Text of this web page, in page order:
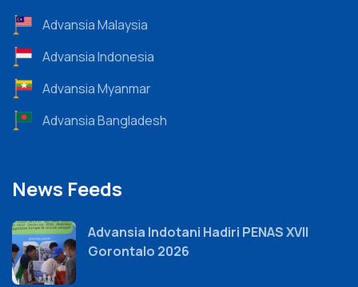
Advansia Malaysia
Advansia Indonesia
Advansia Myanmar
Advansia Bangladesh
News Feeds
Advansia Indotani Hadiri PENAS XVII
Gorontalo 2026